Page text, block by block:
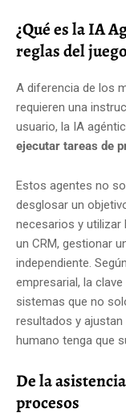
¿Qué es la IA
reglas del
A diferencia de los
requieren una
usuario, la IA
ejecutar tareas de
Estos agentes no
desglosar un
necesarios y
un CRM, gestionar
independiente.
empresarial, la
sistemas que no
resultados y
humano tenga que
De la
procesos